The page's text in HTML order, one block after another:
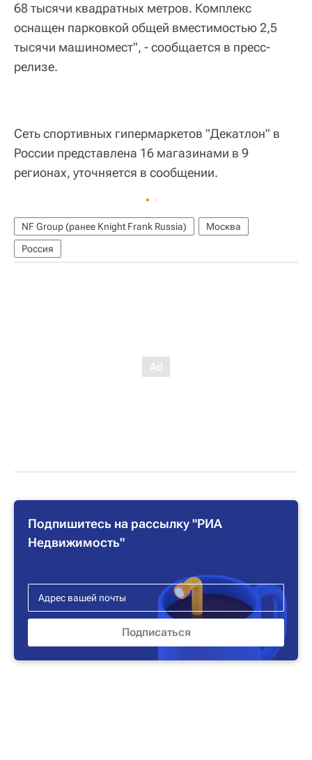
68 тысячи квадратных метров. Комплекс
оснащен парковкой общей вместимостью 2,5
тысячи машиномест", - сообщается в пресс-
релизе.
Сеть спортивных гипермаркетов "Декатлон" в
Роcсии представлена 16 магазинами в 9
регионах, уточняется в сообщении.
NF Group (ранее Knight Frank Russia)
Москва
Россия
Подпишитесь на рассылку "РИА
Недвижимость"